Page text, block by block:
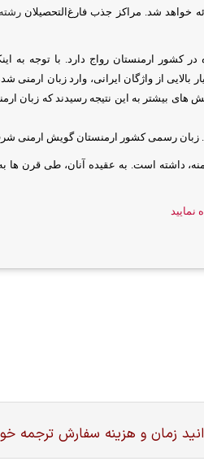
خواهد شد. مراکز جذب فارغ‌التحصيلان
کشور ارمنستان رواج دارد. با توجه به
بالایی از واژگان ایرانی، وارد زبان
های بیشتر به این نتیجه رسیدند که زبان
زبان رسمی کشور ارمنستان گویش ارمنی
داشته است. به عقیده آنان، طی قرن ها
نمایید
زمان و هزینه سفارش ترجمه